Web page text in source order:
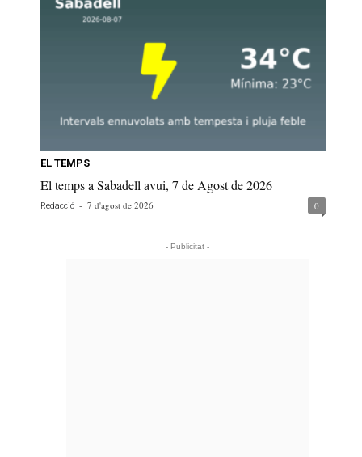
EL TEMPS
El temps a Sabadell avui, 7 de Agost de 2026
Redacció - 7 d'agost de 2026 0
- Publicitat -